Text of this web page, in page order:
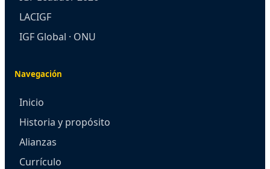
LACIGF
IGF Global · ONU
Navegación
Inicio
Historia y propósito
Alianzas
Currículo